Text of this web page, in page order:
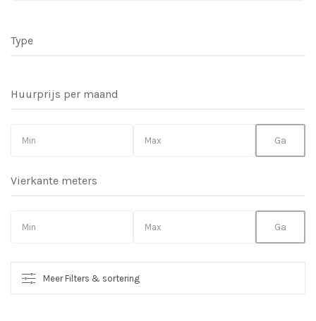
Type
Huurprijs per maand
Vierkante meters
Meer Filters & sortering